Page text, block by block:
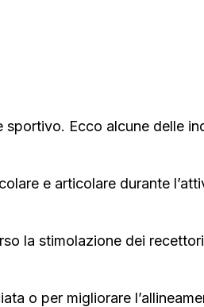
Ecco alcune delle
e articolare durante
la stimolazione dei
o per migliorare